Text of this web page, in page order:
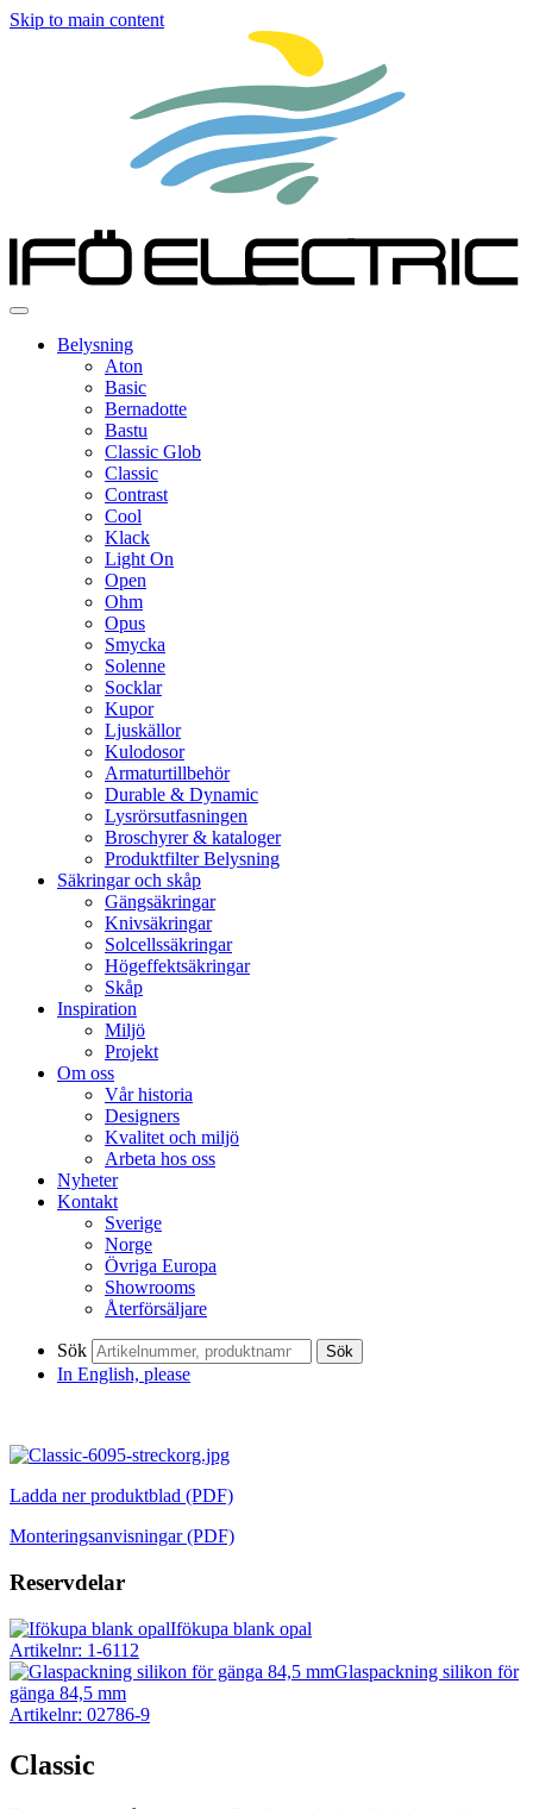
Skip to main content
Belysning
Aton
Basic
Bernadotte
Bastu
Classic Glob
Classic
Contrast
Cool
Klack
Light On
Open
Ohm
Opus
Smycka
Solenne
Socklar
Kupor
Ljuskällor
Kulodosor
Armaturtillbehör
Durable & Dynamic
Lysrörsutfasningen
Broschyrer & kataloger
Produktfilter Belysning
Säkringar och skåp
Gängsäkringar
Knivsäkringar
Solcellssäkringar
Högeffektsäkringar
Skåp
Inspiration
Miljö
Projekt
Om oss
Vår historia
Designers
Kvalitet och miljö
Arbeta hos oss
Nyheter
Kontakt
Sverige
Norge
Övriga Europa
Showrooms
Återförsäljare
Sök Sök
In English, please
Ladda ner produktblad (PDF)
Monteringsanvisningar (PDF)
Reservdelar
Ifökupa blank opal
Artikelnr: 1-6112
Glaspackning silikon för
gänga 84,5 mm
Artikelnr: 02786-9
Classic